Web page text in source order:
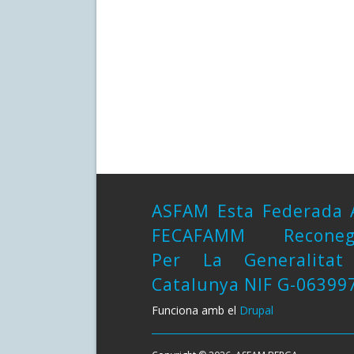
ASFAM Esta Federada
FECAFAMM
Per La
Catalunya NIF G-
Funciona amb el Drupal